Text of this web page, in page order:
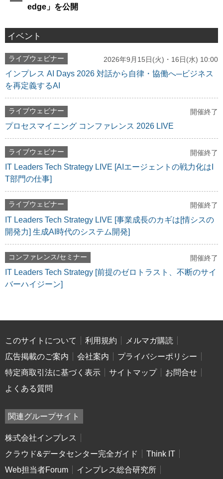
edge」を公開
イベント
ライブウェビナー 2026年9月15日(火)・16日(水) 10:00
インプレス AI Days 2026 対話から自律・協働へ─ビジネス
を再定義するAI
ライブウェビナー 開催終了
プロセスマイニング コンファレンス 2026 LIVE
ライブウェビナー 開催終了
IT Leaders Tech Strategy LIVE [AIエージェントの戦力化はI
T部門の仕事]
ライブウェビナー 開催終了
IT Leaders Tech Strategy LIVE [事業成長のカギは[情シスの
開発力] 生成AI時代のシステム開発]
コンファレンス/セミナー 開催終了
IT Leaders Tech Strategy [前提のゼロトラスト、不断のサイ
バーハイジーン]
このサイトについて 利用規約
メルマガ購読
広告掲載のご案内
会社案内
プライバシーポリシー
特定商取引法に基づく表示
サイトマップ
お問合せ
よくある質問
関連グループサイト
株式会社インプレス
クラウド&データセンター完全ガイド
Think IT
Web担当者Forum
インプレス総合研究所